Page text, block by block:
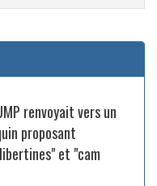
renvoyait vers un
proposant
et "cam